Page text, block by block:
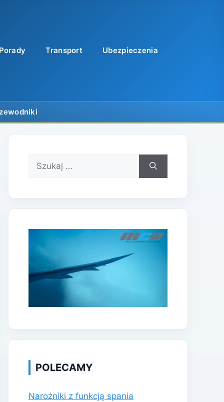
Transport Ubezpieczenia
Szukaj:
POLECAMY
Narożniki z funkcją spania